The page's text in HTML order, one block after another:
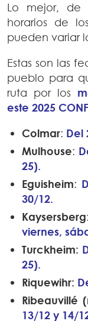
Lo mejor, de
horarios de
pueden variar
Estas son las
pueblo para
ruta por los
este 2025
Colmar: Del
Mulhouse:
25).
Eguisheim:
30/12.
Kaysersberg:
viernes,
Turckheim:
25).
Riquewihr:
Ribeauvillé
13/12 y 14/